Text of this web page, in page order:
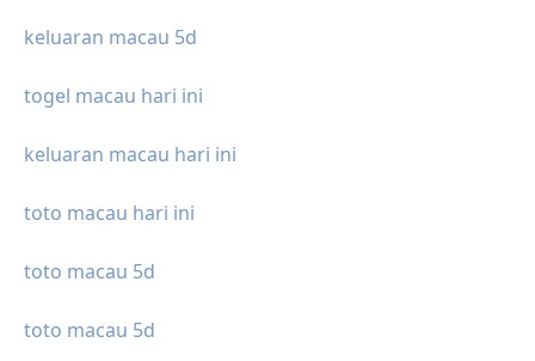
keluaran macau 5d
togel macau hari ini
keluaran macau hari ini
toto macau hari ini
toto macau 5d
toto macau 5d